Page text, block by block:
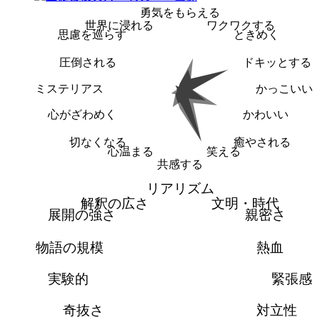
勇気をもらえる
ワクワクする
ときめく
ドキッとする
かっこいい
かわいい
癒やされる
笑える
共感する
心温まる
切なくなる
心がざわめく
ミステリアス
圧倒される
思慮を巡らす
世界に浸れる
リアリズム
文明・時代
親密さ
熱血
緊張感
対立性
奇抜さ
実験的
物語の規模
展開の強さ
解釈の広さ